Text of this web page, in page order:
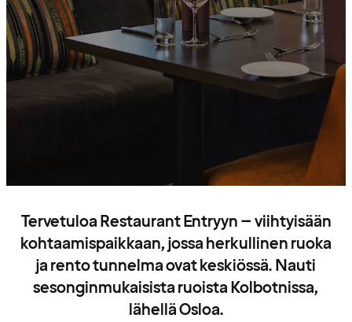
Tervetuloa Restaurant Entryyn – viihtyisään
kohtaamispaikkaan, jossa herkullinen ruoka
ja rento tunnelma ovat keskiössä. Nauti
sesonginmukaisista ruoista Kolbotnissa,
lähellä Osloa.